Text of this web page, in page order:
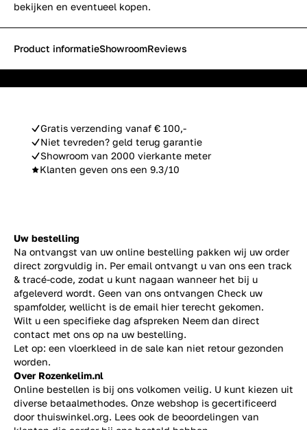
bekijken en eventueel kopen.
Gratis verzending vanaf € 100,-
Niet tevreden? geld terug garantie
Showroom van 2000 vierkante meter
Klanten geven ons een 9.3/10
Product informatieShowroomReviews
Uw bestelling
Na ontvangst van uw online bestelling pakken wij uw order
direct zorgvuldig in. Per email ontvangt u van ons een track
& tracé-code, zodat u kunt nagaan wanneer het bij u
afgeleverd wordt. Geen van ons ontvangen Check uw
spamfolder, wellicht is de email hier terecht gekomen.
Wilt u een specifieke dag afspreken Neem dan direct
contact met ons op na uw bestelling.
Let op: een vloerkleed in de sale kan niet retour gezonden
worden.
Over Rozenkelim.nl
Online bestellen is bij ons volkomen veilig. U kunt kiezen uit
diverse betaalmethodes. Onze webshop is gecertificeerd
door thuiswinkel.org. Lees ook de beoordelingen van